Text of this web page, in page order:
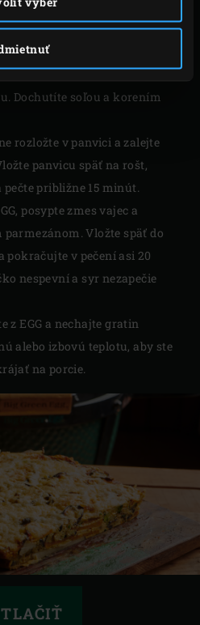
a nechajte zeleninu mierne
rozšľahajte vajcia so
šťavou a
Dochutíte soľou a korením
rozložte v panvici a zalejte
panvicu späť na rošt,
pečte približne 15 minút.
posypte zmes vajec a
Vložte späť do
pokračujte v pečení asi 20
nespevní a syr nezapečie
z EGG a nechajte gratin
alebo izbovú teplotu, aby ste
na porcie.
TLAČIŤ